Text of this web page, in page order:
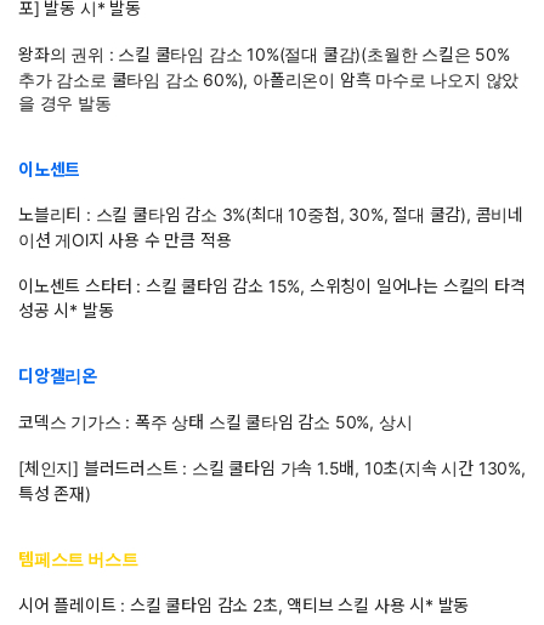
포] 발동 시* 발동
왕좌의 권위 : 스킬 쿨타임 감소 10%(절대 쿨감)(초월한 스킬은 50%
추가 감소로 쿨타임 감소 60%), 아폴리온이 암흑 마수로 나오지 않았
을 경우 발동
이노센트
노블리티 : 스킬 쿨타임 감소 3%(최대 10중첩, 30%, 절대 쿨감), 콤비네
이션 게Ol지 사용 수 만큼 적용
이노센트 스타터 : 스킬 쿨타임 감소 15%, 스위칭이 일어나는 스킬의 타격
성공 시* 발동
디앙겔리온
코덱스 기가스 : 폭주 상태 스킬 쿨타임 감소 50%, 상시
[체인지] 블러드러스트 : 스킬 쿨타임 가속 1.5배, 10초(지속 시간 130%,
특성 존재)
템페스트 버스트
시어 플레이트 : 스킬 쿨타임 감소 2초, 액티브 스킬 사용 시* 발동